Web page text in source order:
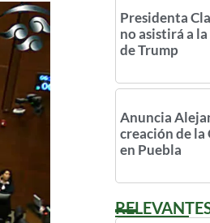
Presidenta
no asistirá a
de Trump
Anuncia
creación de la
en Puebla